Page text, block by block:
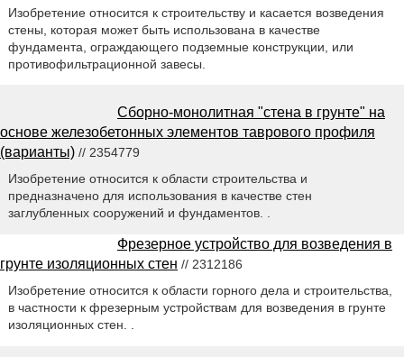
Изобретение относится к строительству и касается возведения
стены, которая может быть использована в качестве
фундамента, ограждающего подземные конструкции, или
противофильтрационной завесы.
Сборно-монолитная "стена в грунте" на
основе железобетонных элементов таврового профиля
(варианты) // 2354779
Изобретение относится к области строительства и
предназначено для использования в качестве стен
заглубленных сооружений и фундаментов. .
Фрезерное устройство для возведения в
грунте изоляционных стен // 2312186
Изобретение относится к области горного дела и строительства,
в частности к фрезерным устройствам для возведения в грунте
изоляционных стен. .